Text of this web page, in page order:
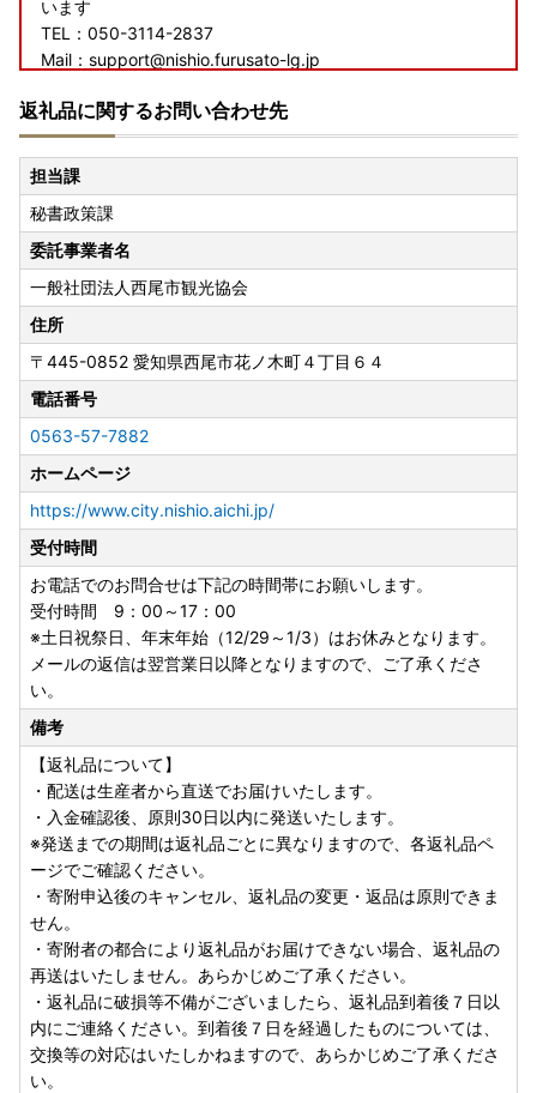
います
TEL：050-3114-2837
Mail：support@nishio.furusato-lg.jp
■ その他に関する問い合わせ
西尾市総合政策部秘書政策課
TEL：0563-65-2154
Mail：furusato@city.nishio.lg.jp
返礼品に関するお問い合わせ先
担当課
秘書政策課
委託事業者名
一般社団法人西尾市観光協会
住所
〒445-0852 愛知県西尾市花ノ木町４丁目６４
電話番号
0563-57-7882
ホームページ
https://www.city.nishio.aichi.jp/
受付時間
お電話でのお問合せは下記の時間帯にお願いします。
受付時間 9：00～17：00
※土日祝祭日、年末年始（12/29～1/3）はお休みとなります。
メールの返信は翌営業日以降となりますので、ご了承くださ
い。
備考
【返礼品について】
・配送は生産者から直送でお届けいたします。
・入金確認後、原則30日以内に発送いたします。
※発送までの期間は返礼品ごとに異なりますので、各返礼品ペ
ージでご確認ください。
・寄附申込後のキャンセル、返礼品の変更・返品は原則できま
せん。
・寄附者の都合により返礼品がお届けできない場合、返礼品の
再送はいたしません。あらかじめご了承ください。
・返礼品に破損等不備がございましたら、返礼品到着後７日以
内にご連絡ください。到着後７日を経過したものについては、
交換等の対応はいたしかねますので、あらかじめご了承くださ
い。